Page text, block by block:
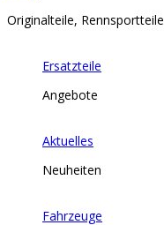
Originalteile, Rennsportteile
Ersatzteile
Angebote
Aktuelles
Neuheiten
Fahrzeuge